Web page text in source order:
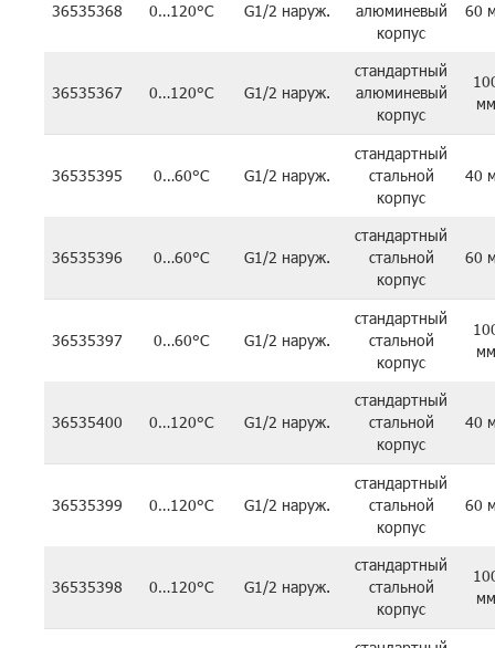
36535368 0…120°C G1/2 наруж.
алюминевый
корпус
60
36535367 0…120°C G1/2 наруж.
стандартный
алюминевый
корпус
мм
36535395 0…60°C G1/2 наруж.
стандартный
стальной
корпус
40
36535396 0…60°C G1/2 наруж.
стандартный
стальной
корпус
60
36535397 0…60°C G1/2 наруж.
стандартный
стальной
корпус
мм
36535400 0…120°C G1/2 наруж.
стандартный
стальной
корпус
40
36535399 0…120°C G1/2 наруж.
стандартный
стальной
корпус
60
36535398 0…120°C G1/2 наруж.
стандартный
стальной
корпус
мм